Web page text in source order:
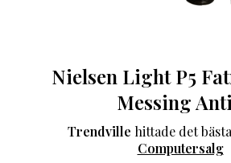
Nielsen Light P5
Messing
Trendville hittade det
Computersalg